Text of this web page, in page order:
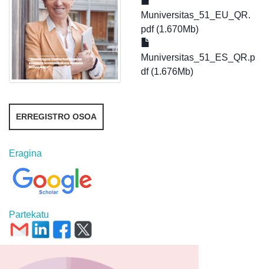
Muniversitas_51_EU_QR.
pdf (1.670Mb)
Muniversitas_51_ES_QR.p
df (1.676Mb)
ERREGISTRO OSOA
Eragina
Partekatu